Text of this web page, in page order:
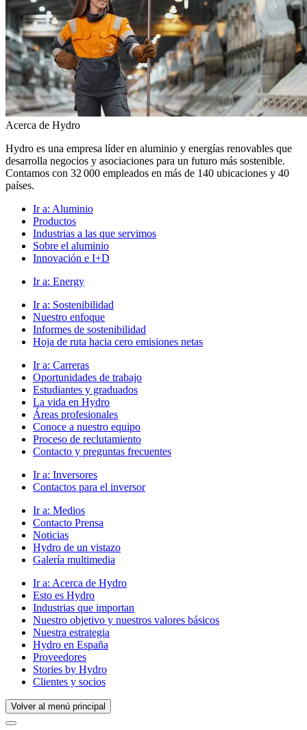
Acerca de Hydro
Hydro es una empresa líder en aluminio y energías renovables que
desarrolla negocios y asociaciones para un futuro más sostenible.
Contamos con 32 000 empleados en más de 140 ubicaciones y 40
países.
Ir a: Aluminio
Productos
Industrias a las que servimos
Sobre el aluminio
Innovación e I+D
Ir a: Energy
Ir a: Sostenibilidad
Nuestro enfoque
Informes de sostenibilidad
Hoja de ruta hacia cero emisiones netas
Ir a: Carreras
Oportunidades de trabajo
Estudiantes y graduados
La vida en Hydro
Áreas profesionales
Conoce a nuestro equipo
Proceso de reclutamiento
Contacto y preguntas frecuentes
Ir a: Inversores
Contactos para el inversor
Ir a: Medios
Contacto Prensa
Noticias
Hydro de un vistazo
Galería multimedia
Ir a: Acerca de Hydro
Esto es Hydro
Industrias que importan
Nuestro objetivo y nuestros valores básicos
Nuestra estrategia
Hydro en España
Proveedores
Stories by Hydro
Clientes y socios
Volver al menú principal